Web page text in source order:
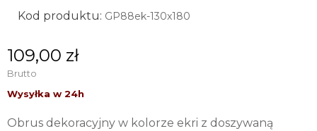
Kod produktu: GP88ek-130x180
109,00 zł
Brutto
Obrus dekoracyjny w kolorze ekri z doszywaną